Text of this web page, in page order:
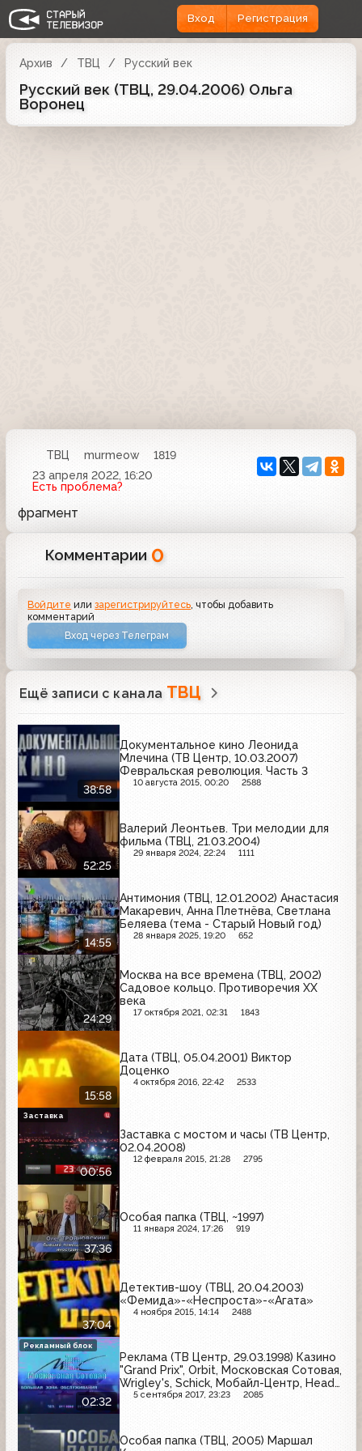
Вход Регистрация
Архив ТВЦ Русский век
Русский век (ТВЦ, 29.04.2006) Ольга
Воронец
ТВЦ murmeow
1819
23 апреля 2022, 16:20
Есть проблема?
фрагмент
Комментарии 0
Войдите илизарегистрируйтесь , чтобы добавить
комментарий
Вход через Телеграм
Ещё записи с канала ТВЦ
38:58
Документальное кино Леонида
Млечина (ТВ Центр, 10.03.2007)
Февральская революция. Часть 3
10 августа 2015, 00:20 2588
52:25
Валерий Леонтьев. Три мелодии для
фильма (ТВЦ, 21.03.2004)
29 января 2024, 22:24 1111
14:55
Антимония (ТВЦ, 12.01.2002) Анастасия
Макаревич, Анна Плетнёва, Светлана
Беляева (тема - Старый Новый год)
28 января 2025, 19:20 652
24:29
Москва на все времена (ТВЦ, 2002)
Садовое кольцо. Противоречия XX
века
17 октября 2021, 02:31 1843
15:58
Дата (ТВЦ, 05.04.2001) Виктор
Доценко
4 октября 2016, 22:42 2533
00:56
Заставка с мостом и часы (ТВ Центр,
02.04.2008)
12 февраля 2015, 21:28 2795
Заставка
37:36
Особая папка (ТВЦ, ~1997)
11 января 2024, 17:26 919
37:04
Детектив-шоу (ТВЦ, 20.04.2003)
«Фемида»-«Неспроста»-«Агата»
4 ноября 2015, 14:14 2488
02:32
Реклама (ТВ Центр, 29.03.1998) Казино
"Grand Prix", Orbit, Московская Сотовая,
Wrigley's, Schick, Мобайл-Центр, Head
& Shoulders, Goodyear
5 сентября 2017, 23:23 2085
Рекламный блок
Особая папка (ТВЦ, 2005) Маршал